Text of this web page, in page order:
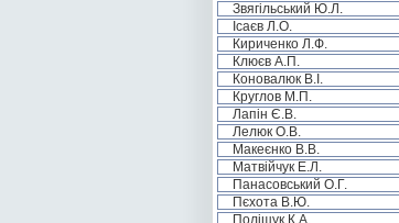
Звягільський Ю.Л.
Ісаєв Л.О.
Кириченко Л.Ф.
Клюєв А.П.
Коновалюк В.І.
Круглов М.П.
Лапін Є.В.
Лелюк О.В.
Макеєнко В.В.
Матвійчук Е.Л.
Панасовський О.Г.
Пєхота В.Ю.
Поліщук К.А.